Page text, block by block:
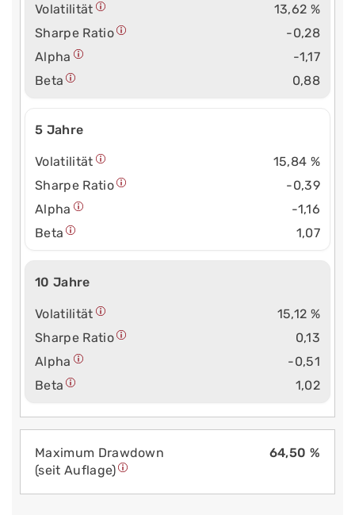
Volatilität
13,62 %
Sharpe Ratio
-0,28
Alpha
-1,17
Beta
0,88
5 Jahre
Volatilität
15,84 %
Sharpe Ratio
-0,39
Alpha
-1,16
Beta
1,07
10 Jahre
Volatilität
15,12 %
Sharpe Ratio
0,13
Alpha
-0,51
Beta
1,02
Maximum Drawdown
(seit Auflage)
64,50 %